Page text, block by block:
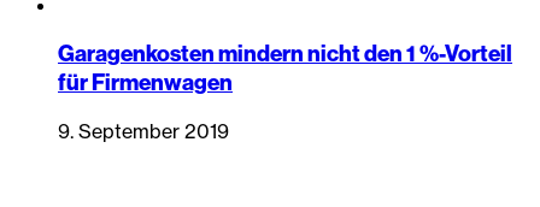
Garagenkosten mindern nicht den 1 %-Vorteil
für Firmenwagen
9. September 2019